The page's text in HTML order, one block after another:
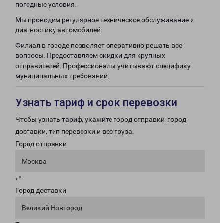
погодные условия.
Мы проводим регулярное техническое обслуживание и
диагностику автомобилей.
Филиал в городе позволяет оперативно решать все
вопросы. Предоставляем скидки для крупных
отправителей. Профессионалы учитывают специфику
муниципальных требований.
Узнать тариф и срок перевозки
Чтобы узнать тариф, укажите город отправки, город
доставки, тип перевозки и вес груза.
Город отправки
Москва
⇄
Город доставки
Великий Новгород